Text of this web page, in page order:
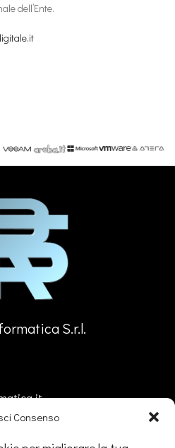
Consenso
dell’Ente.
S.r.l.